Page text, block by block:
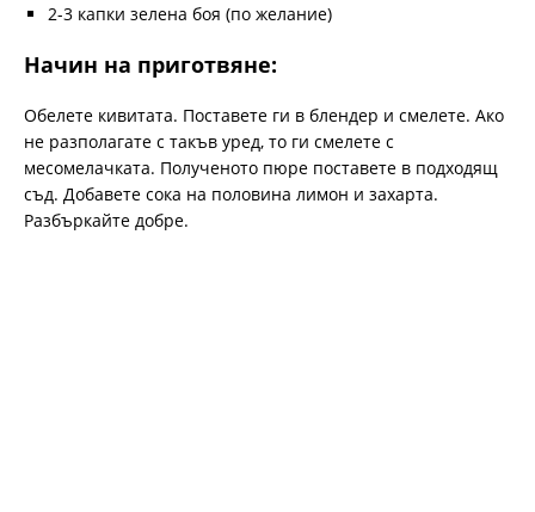
2-3 капки зелена боя (по желание)
Начин на приготвяне:
Обелете кивитата. Поставете ги в блендер и смелете. Ако
не разполагате с такъв уред, то ги смелете с
месомелачката. Полученото пюре поставете в подходящ
съд. Добавете сока на половина лимон и захарта.
Разбъркайте добре.